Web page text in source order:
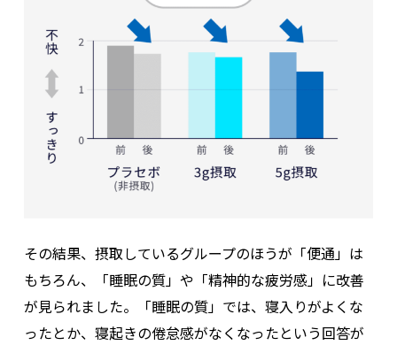
その結果、摂取しているグループのほうが「便通」は
もちろん、「睡眠の質」や「精神的な疲労感」に改善
が見られました。「睡眠の質」では、寝入りがよくな
ったとか、寝起きの倦怠感がなくなったという回答が